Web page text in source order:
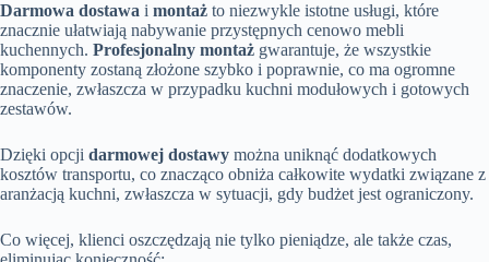
Darmowa dostawa i montaż to niezwykle istotne usługi, które
znacznie ułatwiają nabywanie przystępnych cenowo mebli
kuchennych. Profesjonalny montaż gwarantuje, że wszystkie
komponenty zostaną złożone szybko i poprawnie, co ma ogromne
znaczenie, zwłaszcza w przypadku kuchni modułowych i gotowych
zestawów.
Dzięki opcji darmowej dostawy można uniknąć dodatkowych
kosztów transportu, co znacząco obniża całkowite wydatki związane z
aranżacją kuchni, zwłaszcza w sytuacji, gdy budżet jest ograniczony.
Co więcej, klienci oszczędzają nie tylko pieniądze, ale także czas,